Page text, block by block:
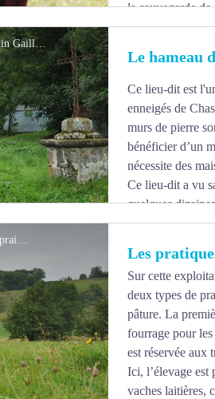
Voir l'image en plein écran
la sauvegarde de
Martin Gaillard
Voir l'image en plein écran
Le hameau
Ce lieu-dit est
enneigés de
murs de pierre
bénéficier d’un
nécessite des
Ce lieu-dit a vu
quelques
il y a quelques dizaines d’années.
prairie
Les
Sur cette
deux types de
pâture. La
fourrage pour
est réservée aux
Ici, l’élevage est
vaches laitières,